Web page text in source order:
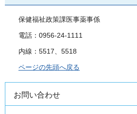
保健福祉政策課医事薬事係
電話：0956-24-1111
内線：5517、5518
ページの先頭へ戻る
お問い合わせ